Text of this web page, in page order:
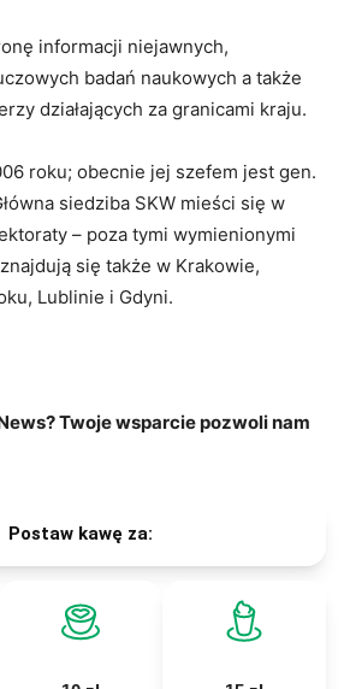
informacji niejawnych,
badań naukowych a także
działających za granicami kraju.
roku; obecnie jej szefem jest gen.
siedziba SKW mieści się w
– poza tymi wymienionymi
się także w Krakowie,
Lublinie i Gdyni.
Twoje wsparcie pozwoli nam
Postaw kawę za: